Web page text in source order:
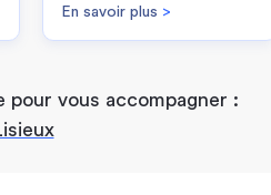
En savoir plus >
pour vous accompagner :